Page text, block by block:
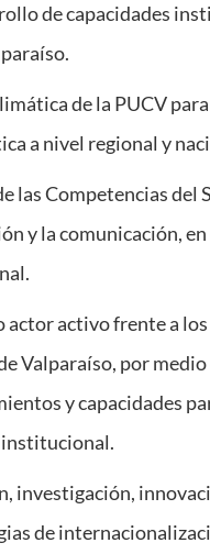
de capacidades
de la PUCV
a nivel regional y
las Competencias del
y la comunicación,
actor activo frente a
Valparaíso, por
y capacidades
institucional.
investigación,
de